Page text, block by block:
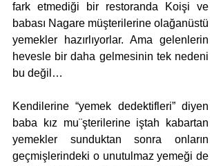
fark etmediği bir restoranda Koişi ve
babası Nagare müşterilerine olağanüstü
yemekler hazırlıyorlar. Ama gelenlerin
hevesle bir daha gelmesinin tek nedeni
bu değil…
Kendilerine “yemek dedektifleri” diyen
baba kız mu¨şterilerine iştah kabartan
yemekler sunduktan sonra onların
geçmişlerindeki o unutulmaz yemeği de